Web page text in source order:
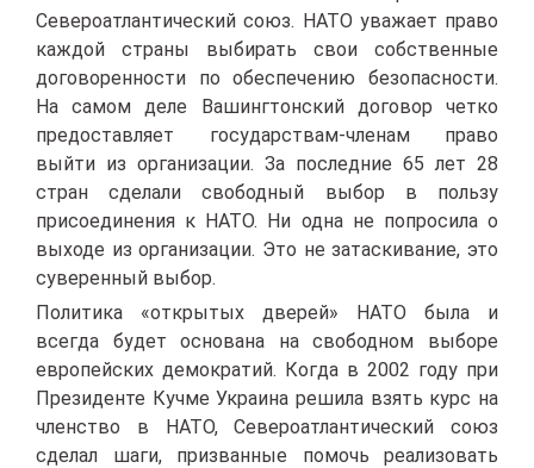
Североатлантический союз. НАТО уважает право
каждой страны выбирать свои собственные
договоренности по обеспечению безопасности.
На самом деле Вашингтонский договор четко
предоставляет государствам-членам право
выйти из организации. За последние 65 лет 28
стран сделали свободный выбор в пользу
присоединения к НАТО. Ни одна не попросила о
выходе из организации. Это не затаскивание, это
суверенный выбор.
Политика «открытых дверей» НАТО была и
всегда будет основана на свободном выборе
европейских демократий. Когда в 2002 году при
Президенте Кучме Украина решила взять курс на
членство в НАТО, Североатлантический союз
сделал шаги, призванные помочь реализовать